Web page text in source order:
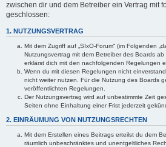
zwischen dir und dem Betreiber ein Vertrag mit
geschlossen:
1. NUTZUNGSVERTRAG
Mit dem Zugriff auf „SIxO-Forum“ (im Folgenden
Nutzungsvertrag mit dem Betreiber des Boards ab
erklärst dich mit den nachfolgenden Regelungen
Wenn du mit diesen Regelungen nicht
nicht weiter nutzen. Für die Nutzung des Boards
veröffentlichten Regelungen.
Der Nutzungsvertrag wird auf unbestimmte Zeit
Seiten ohne Einhaltung einer Frist jederzeit
2. EINRÄUMUNG VON NUTZUNGSRECHTEN
Mit dem Erstellen eines Beitrags erteilst du dem
räumlich unbeschränktes und unentgeltliches